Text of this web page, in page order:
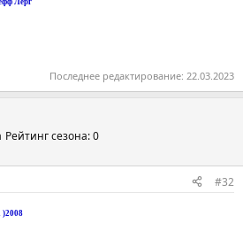
Последнее редактирование: 22.03.2023
Рейтинг сезона: 0
#32
)2008